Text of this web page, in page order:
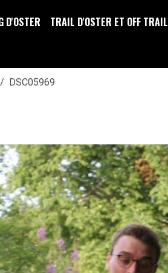
D'OSTER TRAIL D'OSTER ET OFF TRAIL
DSC05969